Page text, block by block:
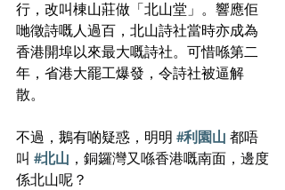
行，改叫棟山莊做「北山堂」。響應佢
哋徵詩嘅人過百，北山詩社當時亦成為
香港開埠以來最大嘅詩社。可惜喺第二
年，省港大罷工爆發，令詩社被逼解
散。
不過，鵝有啲疑惑，明明 #利園山 都唔
叫 #北山 ，銅鑼灣又喺香港嘅南面，邊度
係北山呢？